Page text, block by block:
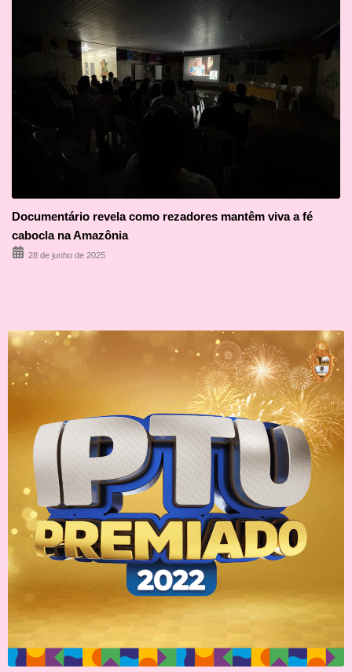
Documentário revela como rezadores mantêm viva a fé
cabocla na Amazônia
28 de junho de 2025